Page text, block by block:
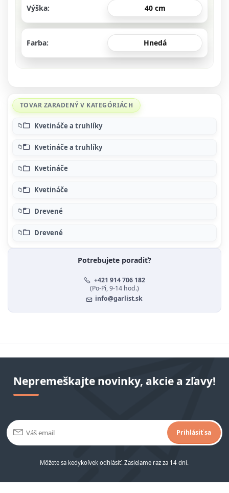
Výška 40 cm
Farba Hnedá
TOVAR ZARADENÝ V KATEGÓRIÁCH
Kvetináče a truhlíky
Kvetináče a truhlíky
Kvetináče
Kvetináče
Drevené
Drevené
Potrebujete poradiť?
+421 914 706 182
(Po-Pi, 9-14 hod.)
info@garlist.sk
Nepremeškajte novinky, akcie a zľavy!
Prihlásiť sa
Môžete sa kedykoľvek odhlásiť. Zasielame raz za 14 dní.